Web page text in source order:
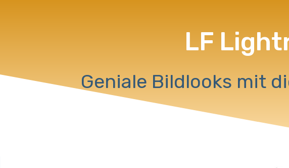
LF
Geniale Bildlooks mit